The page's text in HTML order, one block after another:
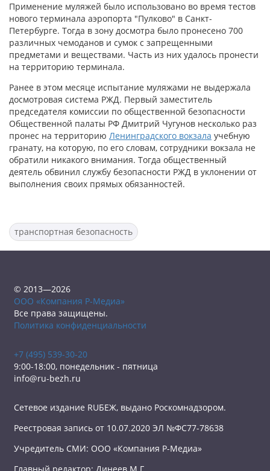
Применение муляжей было использовано во время тестов
нового терминала аэропорта "Пулково" в Санкт-
Петербурге. Тогда в зону досмотра было пронесено 700
различных чемоданов и сумок с запрещенными
предметами и веществами. Часть из них удалось пронести
на территорию терминала.
Ранее в этом месяце испытание муляжами не выдержала
досмотровая система РЖД. Первый заместитель
председателя комиссии по общественной безопасности
Общественной палаты РФ Дмитрий Чугунов несколько раз
пронес на территорию Ленинградского вокзала учебную
гранату, на которую, по его словам, сотрудники вокзала не
обратили никакого внимания. Тогда общественный
деятель обвинил службу безопасности РЖД в уклонении от
выполнения своих прямых обязанностей.
транспортная безопасность
© 2013—2026
ООО «Компания Р-Медиа»
Все права защищены.
Политика конфиденциальности
+7 (495) 539-30-20
9:00-18:00, понедельник - пятница
info@ru-bezh.ru
Сетевое издание RUБЕЖ, выдано Роскомнадзором.
Реестровая запись от 10.07.2020 ЭЛ №ФС77-78638
Учредитель СМИ: ООО «Компания Р-Медиа»